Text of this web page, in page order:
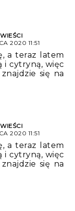
2020 11:51
a teraz latem
i cytryną, więc
się na
2020 11:51
a teraz latem
i cytryną, więc
się na